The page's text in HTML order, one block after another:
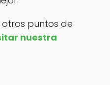
otros puntos de
nuestra